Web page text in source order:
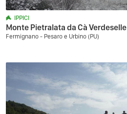
IPPICI
Monte Pietralata da Cà Verdeselle
Fermignano - Pesaro e Urbino (PU)